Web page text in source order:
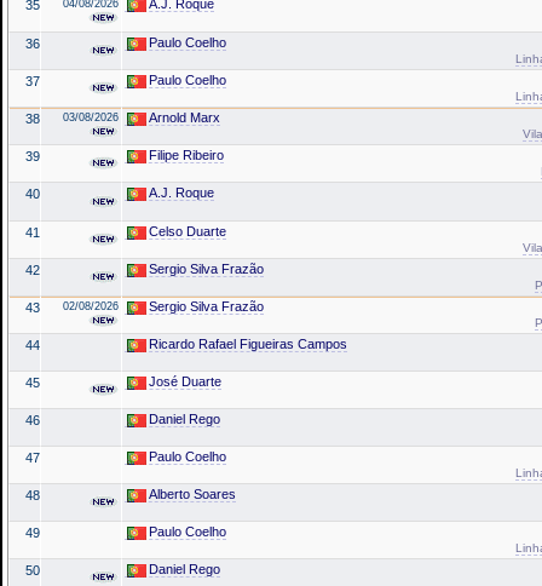
35 04/08/2026 A.J. Roque
36 Paulo Coelho
37 Paulo Coelho
38 03/08/2026 Arnold Marx
39 Filipe Ribeiro
40 A.J. Roque
41 Celso Duarte
42 Sergio Silva Frazão
43 02/08/2026 Sergio Silva Frazão
44 Ricardo Rafael Figueiras Campos
45 José Duarte
46 Daniel Rego
47 Paulo Coelho
48 Alberto Soares
49 Paulo Coelho
50 Daniel Rego